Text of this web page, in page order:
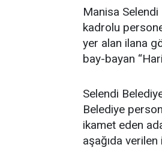
Manisa
kadrolu
yer alan ilana
bay-bayan
Selendi
Belediye
ikamet eden
aşağıda